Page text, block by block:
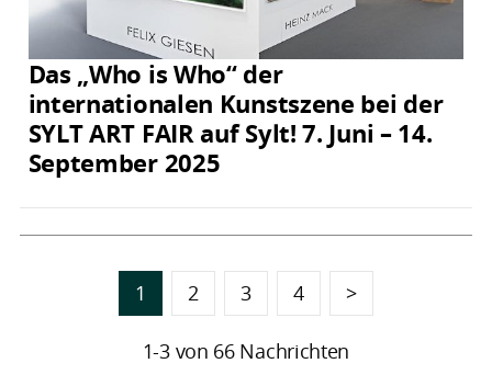
Das „Who is Who“ der
internationalen Kunstszene bei der
SYLT ART FAIR auf Sylt! 7. Juni – 14.
September 2025
1 2 3 4 >
1-3 von 66 Nachrichten